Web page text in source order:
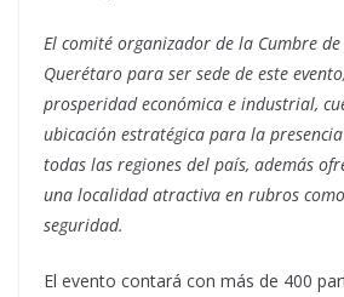
El comité organizador de la Cumbre de
Querétaro para ser sede de este
prosperidad económica e industrial,
ubicación estratégica para la
todas las regiones del país, además
una localidad atractiva en rubros
seguridad.
El evento contará con más de 400